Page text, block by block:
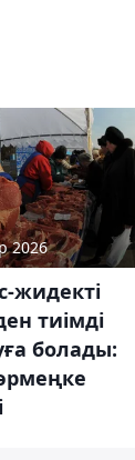
2026
жидекті
тиімді
болады: